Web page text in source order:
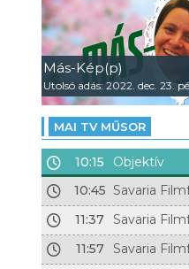
Más-Kép(p)
Utolsó adás: 2022. dec. 23.
MAI TV MŰSOR
10:15
Objektív
10:45 Savaria
11:37 Savaria
11:57
Savaria